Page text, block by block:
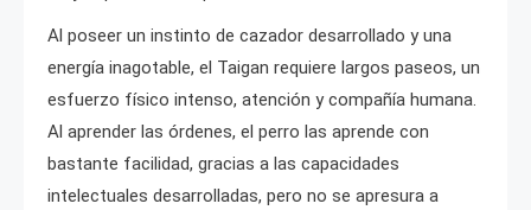
Al poseer un instinto de cazador desarrollado y una
energía inagotable, el Taigan requiere largos paseos, un
esfuerzo físico intenso, atención y compañía humana.
Al aprender las órdenes, el perro las aprende con
bastante facilidad, gracias a las capacidades
intelectuales desarrolladas, pero no se apresura a